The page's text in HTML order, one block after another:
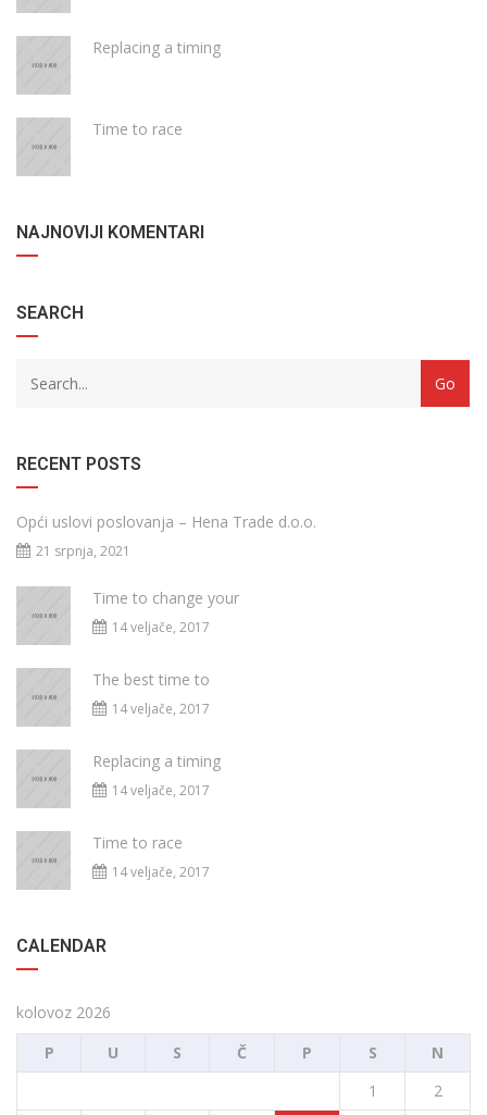
Replacing a timing
Time to race
NAJNOVIJI KOMENTARI
SEARCH
RECENT POSTS
Opći uslovi poslovanja – Hena Trade d.o.o.
21 srpnja, 2021
Time to change your
14 veljače, 2017
The best time to
14 veljače, 2017
Replacing a timing
14 veljače, 2017
Time to race
14 veljače, 2017
CALENDAR
kolovoz 2026
P
U S Č P S
N
1
2